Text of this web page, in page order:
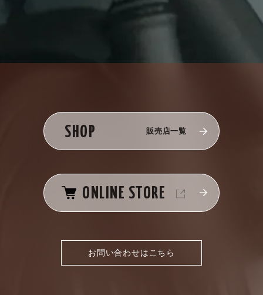
SHOP 販売店一覧
ONLINE STORE
お問い合わせはこちら